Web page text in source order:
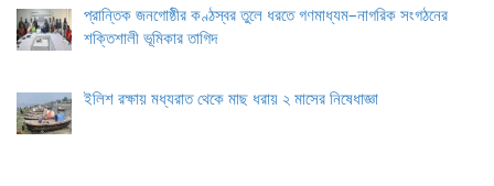
প্রান্তিক জনগোষ্ঠীর কণ্ঠস্বর তুলে ধরতে গণমাধ্যম–নাগরিক সংগঠনের
শক্তিশালী ভূমিকার তাগিদ
ইলিশ রক্ষায় মধ্যরাত থেকে মাছ ধরায় ২ মাসের নিষেধাজ্ঞা